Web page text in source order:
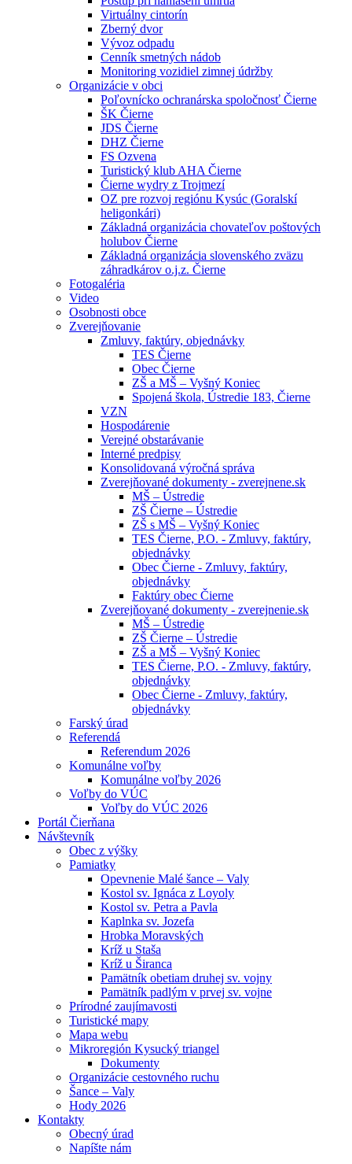
Virtuálny cintorín
Zberný dvor
Vývoz odpadu
Cenník smetných nádob
Monitoring vozidiel zimnej údržby
Organizácie v obci
Poľovnícko ochranárska spoločnosť Čierne
ŠK Čierne
JDS Čierne
DHZ Čierne
FS Ozvena
Turistický klub AHA Čierne
Čierne wydry z Trojmezí
OZ pre rozvoj regiónu Kysúc (Goralskí
heligonkári)
Základná organizácia chovateľov poštových
holubov Čierne
Základná organizácia slovenského zväzu
záhradkárov o.j.z. Čierne
Fotogaléria
Video
Osobnosti obce
Zverejňovanie
Zmluvy, faktúry, objednávky
TES Čierne
Obec Čierne
ZŠ a MŠ – Vyšný Koniec
Spojená škola, Ústredie 183, Čierne
VZN
Hospodárenie
Verejné obstarávanie
Interné predpisy
Konsolidovaná výročná správa
Zverejňované dokumenty - zverejnene.sk
MŠ – Ústredie
ZŠ Čierne – Ústredie
ZŠ s MŠ – Vyšný Koniec
TES Čierne, P.O. - Zmluvy, faktúry,
objednávky
Obec Čierne - Zmluvy, faktúry,
objednávky
Faktúry obec Čierne
Zverejňované dokumenty - zverejnenie.sk
MŠ – Ústredie
ZŠ Čierne – Ústredie
ZŠ a MŠ – Vyšný Koniec
TES Čierne, P.O. - Zmluvy, faktúry,
objednávky
Obec Čierne - Zmluvy, faktúry,
objednávky
Farský úrad
Referendá
Referendum 2026
Komunálne voľby
Komunálne voľby 2026
Voľby do VÚC
Voľby do VÚC 2026
Portál Čierňana
Návštevník
Obec z výšky
Pamiatky
Opevnenie Malé šance – Valy
Kostol sv. Ignáca z Loyoly
Kostol sv. Petra a Pavla
Kaplnka sv. Jozefa
Hrobka Moravských
Kríž u Staša
Kríž u Širanca
Pamätník obetiam druhej sv. vojny
Pamätník padlým v prvej sv. vojne
Prírodné zaujímavosti
Turistické mapy
Mapa webu
Mikroregión Kysucký triangel
Dokumenty
Organizácie cestovného ruchu
Šance – Valy
Hody 2026
Kontakty
Obecný úrad
Napíšte nám